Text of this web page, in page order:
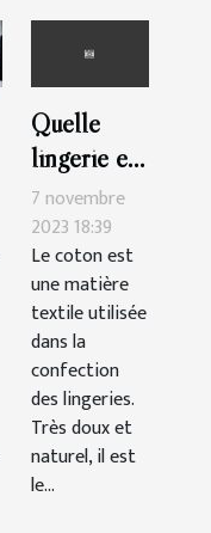
Quelle
lingerie en
coton
choisir ?
7 novembre
2023 18:39
Le coton est
une matière
textile utilisée
dans la
confection
des lingeries.
Très doux et
naturel, il est
le...